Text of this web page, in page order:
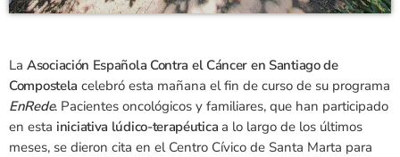
La Asociación Española Contra el Cáncer en Santiago de
Compostela celebró esta mañana el fin de curso de su programa
EnRede. Pacientes oncológicos y familiares, que han participado
en esta iniciativa lúdico-terapéutica a lo largo de los últimos
meses, se dieron cita en el Centro Cívico de Santa Marta para